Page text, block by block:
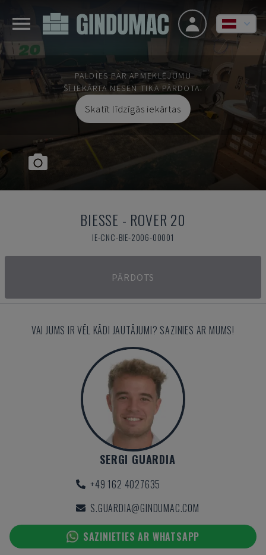
PALDIES PAR APMEKLĒJUMU
ŠĪ IEKĀRTA NESEN TIKA PĀRDOTA.
Skatīt līdzīgās iekārtas
BIESSE - ROVER 20
IE-CNC-BIE-2006-00001
PĀRDOTS
VAI JUMS IR VĒL KĀDI JAUTĀJUMI? SAZINIES AR MUMS!
SERGI GUARDIA
+49 162 4027635
S.GUARDIA@GINDUMAC.COM
SAZINIETIES AR WHATSAPP